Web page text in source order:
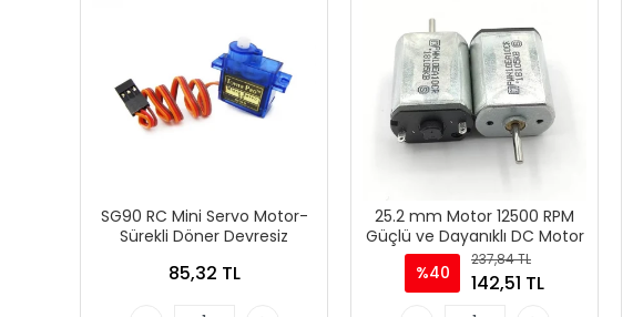
SG90 RC Mini Servo Motor-
Sürekli Döner Devresiz
85,32 TL
25.2 mm Motor 12500 RPM
Güçlü ve Dayanıklı DC Motor
%40
237,84 TL
142,51 TL